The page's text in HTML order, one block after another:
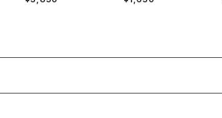
graphs